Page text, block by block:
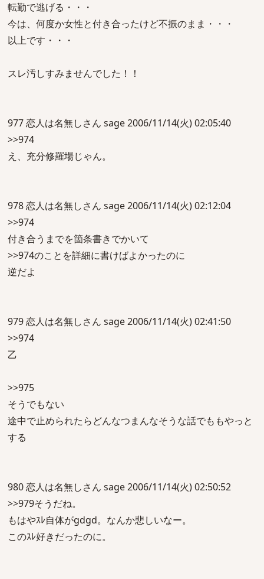
転勤で逃げる・・・
今は、何度か女性と付き合ったけど不振のまま・・・
以上です・・・
スレ汚しすみませんでした！！
977 恋人は名無しさん sage 2006/11/14(火) 02:05:40
>>974
え、充分修羅場じゃん。
978 恋人は名無しさん sage 2006/11/14(火) 02:12:04
>>974
付き合うまでを箇条書きでかいて
>>974のことを詳細に書けばよかったのに
逆だよ
979 恋人は名無しさん sage 2006/11/14(火) 02:41:50
>>974
乙
>>975
そうでもない
途中で止められたらどんなつまんなそうな話でももやっと
する
980 恋人は名無しさん sage 2006/11/14(火) 02:50:52
>>979そうだね。
もはやｽﾚ自体がgdgd。なんか悲しいなー。
このｽﾚ好きだったのに。